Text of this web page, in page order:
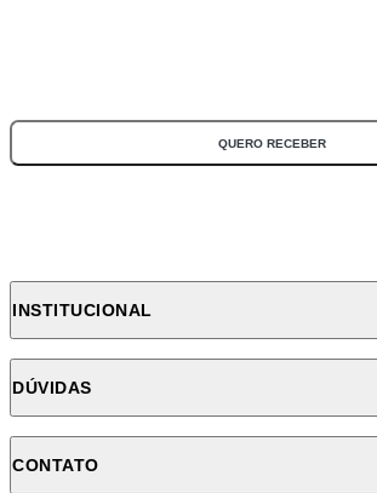
QUERO RECEBER
INSTITUCIONAL
DÚVIDAS
CONTATO